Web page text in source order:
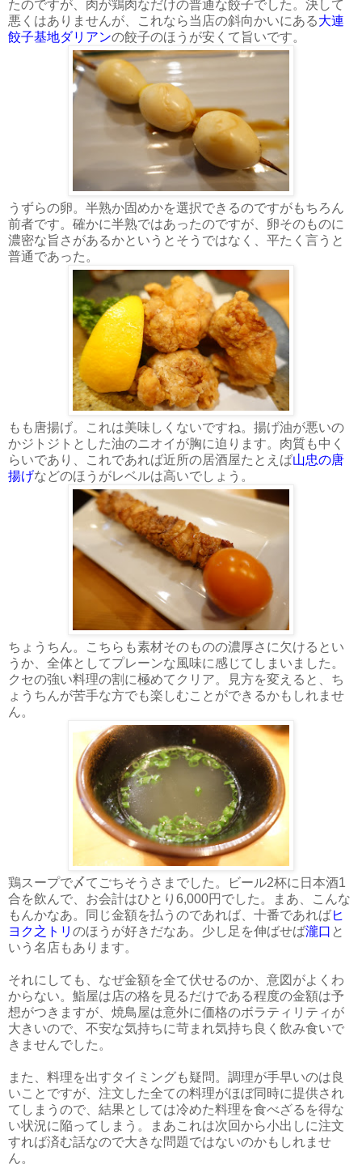
たのですが、肉が鶏肉なだけの普通な餃子でした。決して
悪くはありませんが、これなら当店の斜向かいにある大連
餃子基地ダリアンの餃子のほうが安くて旨いです。
うずらの卵。半熟か固めかを選択できるのですがもちろん
前者です。確かに半熟ではあったのですが、卵そのものに
濃密な旨さがあるかというとそうではなく、平たく言うと
普通であった。
もも唐揚げ。これは美味しくないですね。揚げ油が悪いの
かジトジトとした油のニオイが胸に迫ります。肉質も中く
らいであり、これであれば近所の居酒屋たとえば山忠の唐
揚げなどのほうがレベルは高いでしょう。
ちょうちん。こちらも素材そのものの濃厚さに欠けるとい
うか、全体としてプレーンな風味に感じてしまいました。
クセの強い料理の割に極めてクリア。見方を変えると、ち
ょうちんが苦手な方でも楽しむことができるかもしれませ
ん。
鶏スープで〆てごちそうさまでした。ビール2杯に日本酒1
合を飲んで、お会計はひとり6,000円でした。まあ、こんな
もんかなあ。同じ金額を払うのであれば、十番であればヒ
ヨク之トリ のほうが好きだなあ。少し足を伸ばせば瀧口 と
いう名店もあります。
それにしても、なぜ金額を全て伏せるのか、意図がよくわ
からない。鮨屋は店の格を見るだけである程度の金額は予
想がつきますが、焼鳥屋は意外に価格のボラティリティが
大きいので、不安な気持ちに苛まれ気持ち良く飲み食いで
きませんでした。
また、料理を出すタイミングも疑問。調理が手早いのは良
いことですが、注文した全ての料理がほぼ同時に提供され
てしまうので、結果としては冷めた料理を食べざるを得な
い状況に陥ってしまう。まあこれは次回から小出しに注文
すれば済む話なので大きな問題ではないのかもしれませ
ん。